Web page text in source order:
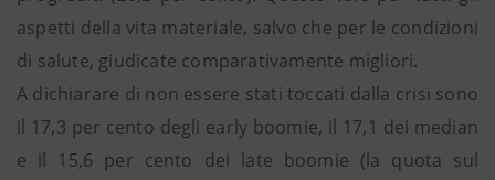
aspetti della vita materiale, salvo che per le condizioni
di salute, giudicate comparativamente migliori.
A dichiarare di non essere stati toccati dalla crisi sono
il 17,3 per cento degli early boomie, il 17,1 dei median
e il 15,6 per cento dei late boomie (la quota sul